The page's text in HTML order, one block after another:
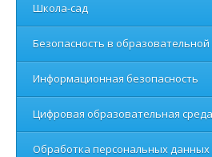
Школа-сад
Безопасность в образовательной
Информационная безопасность
Цифровая образовательная среда
Обработка персональных данных